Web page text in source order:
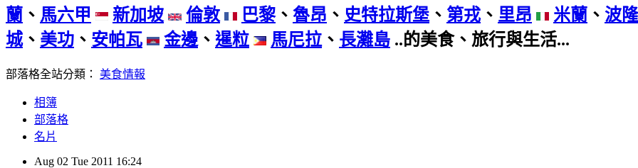
蘭 、 馬六甲 新加坡 倫敦 巴黎、 魯昂 、 史特拉斯堡 、 第戎 、 里昂 米蘭 、 波
城、 美功 、 安帕瓦 金邊 、 暹粒 馬尼拉 、 長灘島 ..的美食、旅行與生活...
部落格全站分類： 美食情報
相簿
部落格
名片
Aug 02 Tue 2011 16:24